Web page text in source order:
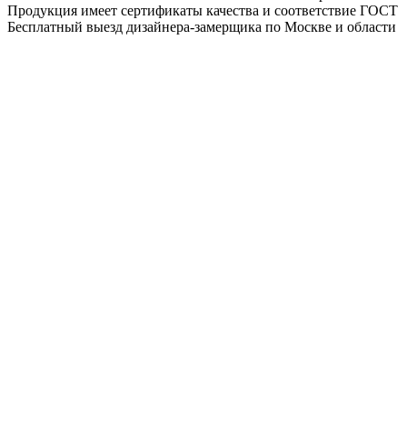
Продукция имеет сертификаты качества и соответствие ГОСТ
Бесплатный выезд дизайнера-замерщика по Москве и области